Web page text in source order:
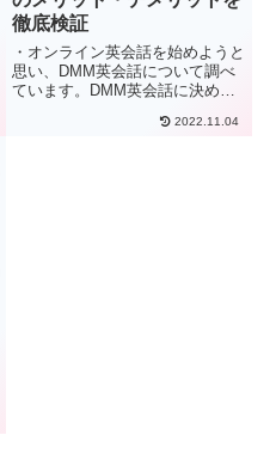
徹底検証
・オンライン英会話を始めようと
思い、DMM英会話について調べ
ています。DMM英会話に決めて
すが本当に問題ないでしょうか？
2022.11.04